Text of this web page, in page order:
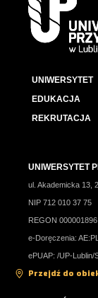
UNIWERSYTET
EDUKACJA
REKRUTACJA
UNIWERSYTET
ul. Akademicka 13,
NIP 712 010 37 75
REGON 000001896
e-Doręczenia:
ePUAP: /UP-Lublin/
Przejdź do